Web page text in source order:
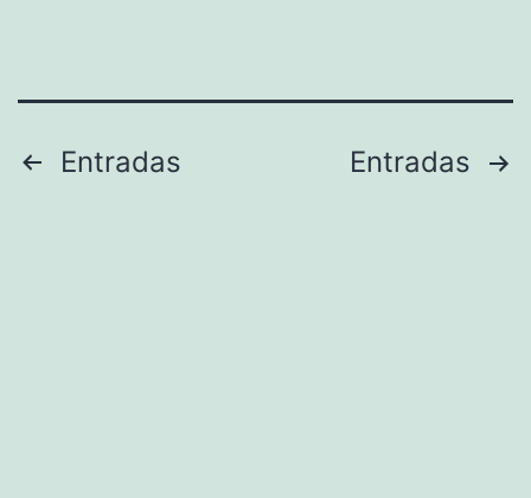
Navegación
Entradas Entradas